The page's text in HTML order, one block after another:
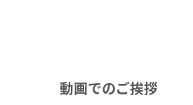
動画でのご挨拶